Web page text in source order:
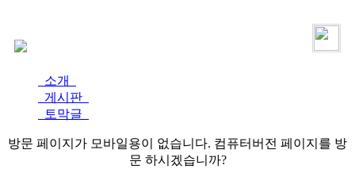
소개
게시판
토막글
방문 페이지가 모바일용이 없습니다. 컴퓨터버전 페이지를 방
문 하시겠습니까?